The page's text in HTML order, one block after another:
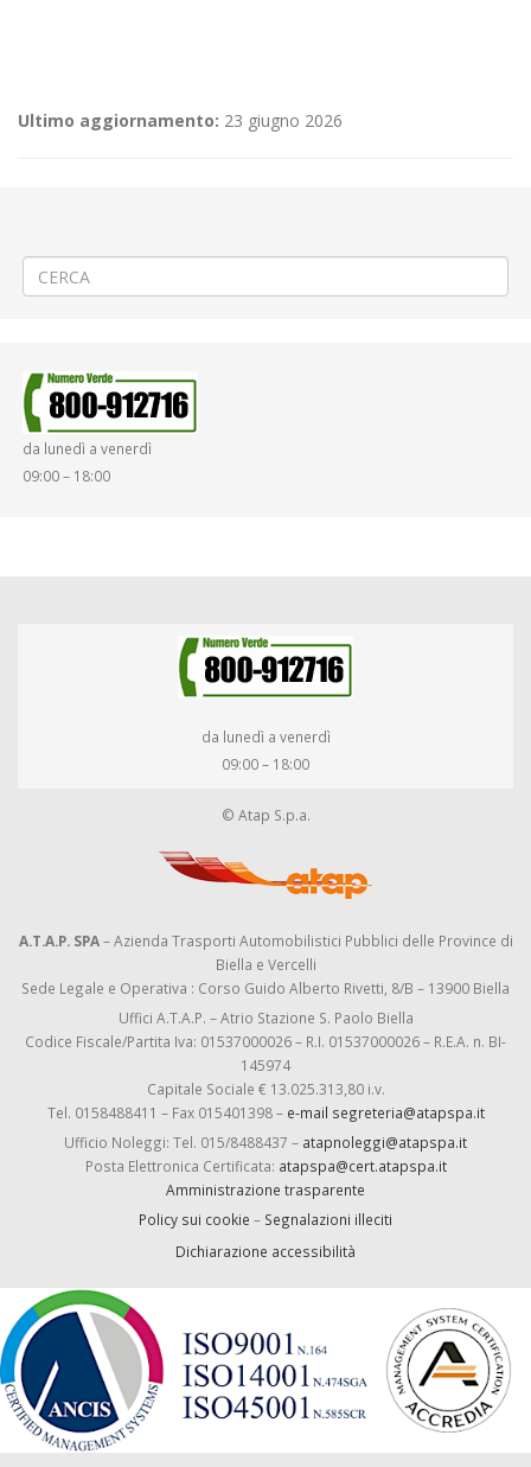
Ultimo aggiornamento: 23 giugno 2026
da lunedì a venerdì
09:00 – 18:00
da lunedì a venerdì
09:00 – 18:00
© Atap S.p.a.
A.T.A.P. SPA– Azienda Trasporti Automobilistici Pubblici delle Province di
Biella e Vercelli
Sede Legale e Operativa : Corso Guido Alberto Rivetti, 8/B – 13900 Biella
Uffici A.T.A.P. – Atrio Stazione S. Paolo Biella
Codice Fiscale/Partita Iva: 01537000026 – R.I. 01537000026 – R.E.A. n. BI-
145974
Capitale Sociale € 13.025.313,80 i.v.
Tel. 0158488411 – Fax 015401398 – e-mail segreteria@atapspa.it
Ufficio Noleggi: Tel. 015/8488437 – atapnoleggi@atapspa.it
Posta Elettronica Certificata: atapspa@cert.atapspa.it
Amministrazione trasparente
Policy sui cookie – Segnalazioni illeciti
Dichiarazione accessibilità